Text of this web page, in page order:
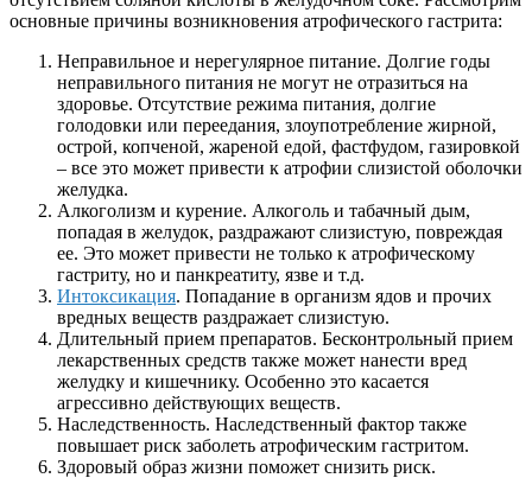
основные причины возникновения атрофического гастрита:
Неправильное и нерегулярное питание. Долгие годы
неправильного питания не могут не отразиться на
здоровье. Отсутствие режима питания, долгие
голодовки или переедания, злоупотребление жирной,
острой, копченой, жареной едой, фастфудом, газировкой
– все это может привести к атрофии слизистой оболочки
желудка.
Алкоголизм и курение. Алкоголь и табачный дым,
попадая в желудок, раздражают слизистую, повреждая
ее. Это может привести не только к атрофическому
гастриту, но и панкреатиту, язве и т.д.
Интоксикация. Попадание в организм ядов и прочих
вредных веществ раздражает слизистую.
Длительный прием препаратов. Бесконтрольный прием
лекарственных средств также может нанести вред
желудку и кишечнику. Особенно это касается
агрессивно действующих веществ.
Наследственность. Наследственный фактор также
повышает риск заболеть атрофическим гастритом.
Здоровый образ жизни поможет снизить риск.